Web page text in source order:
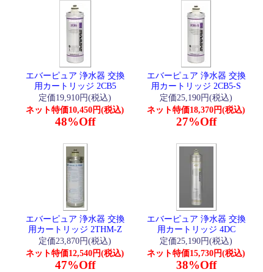
エバーピュア 浄水器 交換
用カートリッジ 2CB5
定価19,910円(税込)
ネット特価10,450円(税込)
48%Off
エバーピュア 浄水器 交換
用カートリッジ 2CB5-S
定価25,190円(税込)
ネット特価18,370円(税込)
27%Off
エバーピュア 浄水器 交換
用カートリッジ 2THM-Z
定価23,870円(税込)
ネット特価12,540円(税込)
47%Off
エバーピュア 浄水器 交換
用カートリッジ 4DC
定価25,190円(税込)
ネット特価15,730円(税込)
38%Off